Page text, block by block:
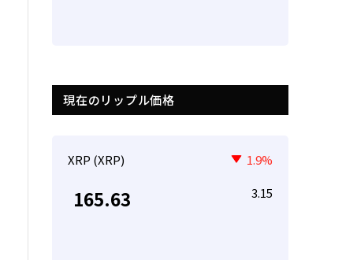
現在のリップル価格
XRP (XRP) 1.9%
165.63 3.15